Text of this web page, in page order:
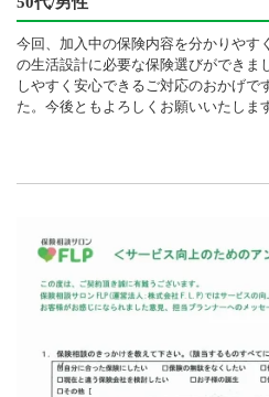
今回、加入中の保険内容を分かりやす
の生活設計に必要な保険選びができま
しやすく安心できるご対応のおかげで
た。今後ともよろしくお願いいたしま